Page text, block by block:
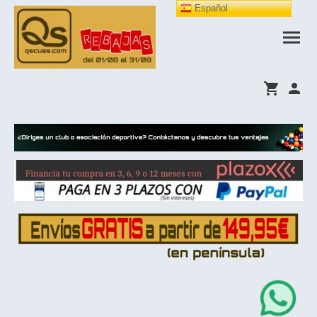
Español